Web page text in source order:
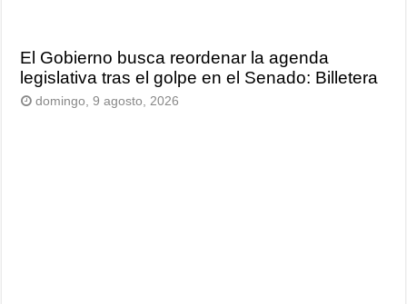
El Gobierno busca reordenar la agenda
legislativa tras el golpe en el Senado: Billetera
domingo, 9 agosto, 2026